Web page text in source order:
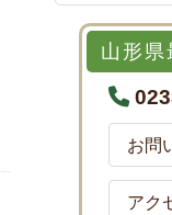
山形県
お
アク